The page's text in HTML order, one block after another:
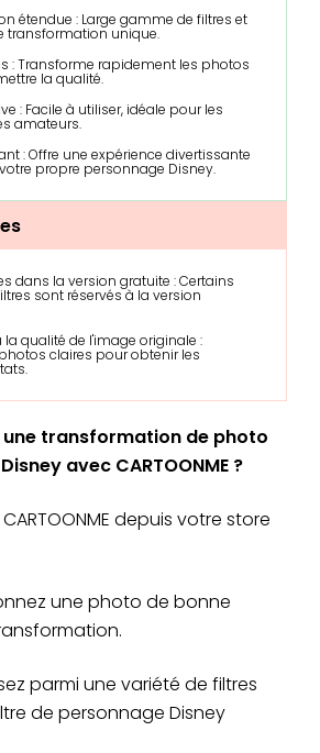
étendue : Large gamme de filtres et
transformation unique.
: Transforme rapidement les photos
la qualité.
: Facile à utiliser, idéale pour les
amateurs.
: Offre une expérience divertissante
propre personnage Disney.
dans la version gratuite : Certains
sont réservés à la version
qualité de l'image originale :
claires pour obtenir les
transformation de photo
avec CARTOONME ?
depuis votre store
une photo de bonne
parmi une variété de filtres
de personnage Disney